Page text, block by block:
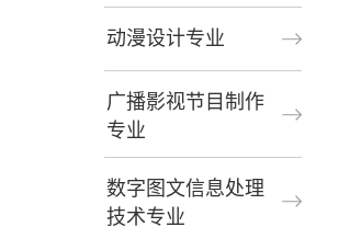
动漫设计专业
广播影视节目制作
专业
数字图文信息处理
技术专业